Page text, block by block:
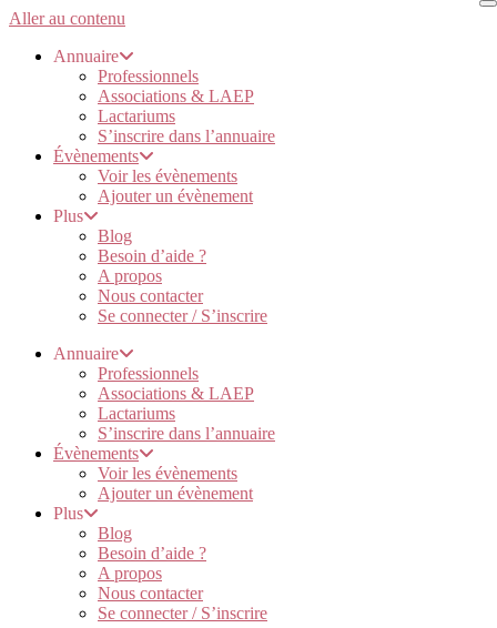
Aller au contenu
Annuaire
Professionnels
Associations & LAEP
Lactariums
S’inscrire dans l’annuaire
Évènements
Voir les évènements
Ajouter un évènement
Plus
Blog
Besoin d’aide ?
A propos
Nous contacter
Se connecter / S’inscrire
Annuaire
Professionnels
Associations & LAEP
Lactariums
S’inscrire dans l’annuaire
Évènements
Voir les évènements
Ajouter un évènement
Plus
Blog
Besoin d’aide ?
A propos
Nous contacter
Se connecter / S’inscrire